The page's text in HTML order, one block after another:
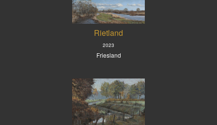
Rietland
2023
Friesland